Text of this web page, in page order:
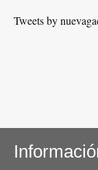
Tweets by